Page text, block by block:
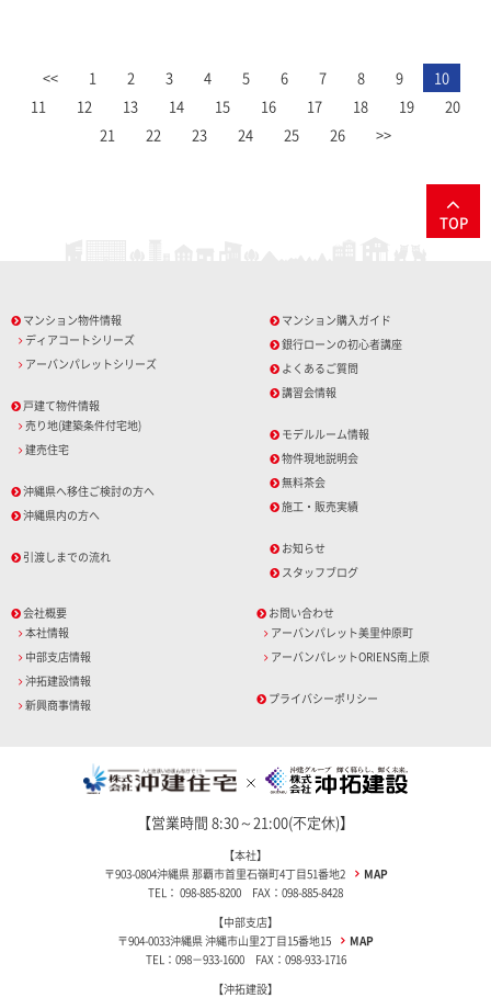
<< 1 2 3 4 5 6 7 8 9
10
11
12 13 14 15 16 17 18 19
20
21
22 23 24 25 26 >>
TOP
マンション物件情報
ディアコートシリーズ
アーバンパレットシリーズ
戸建て物件情報
売り地(建築条件付宅地)
建売住宅
沖縄県へ移住ご検討の方へ
沖縄県内の方へ
引渡しまでの流れ
マンション購入ガイド
銀行ローンの初心者講座
よくあるご質問
講習会情報
モデルルーム情報
物件現地説明会
無料茶会
施工・販売実績
お知らせ
スタッフブログ
会社概要
本社情報
中部支店情報
沖拓建設情報
新興商事情報
お問い合わせ
アーバンパレット美里仲原町
アーバンパレットORIENS南上原
プライバシーポリシー
【営業時間 8:30～21:00(不定休)】
【本社】
〒903-0804沖縄県 那覇市首里石嶺町4丁目51番地2
MAP
TEL： 098-885-8200 FAX：098-885-8428
【中部支店】
〒904-0033沖縄県 沖縄市山里2丁目15番地15
MAP
TEL：098－933-1600 FAX：098-933-1716
【沖拓建設】